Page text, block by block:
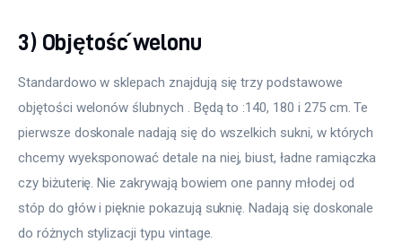
3) Objętość welonu
Standardowo w sklepach znajdują się trzy podstawowe
objętości welonów ślubnych . Będą to :140, 180 i 275 cm. Te
pierwsze doskonale nadają się do wszelkich sukni, w których
chcemy wyeksponować detale na niej, biust, ładne ramiączka
czy biżuterię. Nie zakrywają bowiem one panny młodej od
stóp do głów i pięknie pokazują suknię. Nadają się doskonale
do różnych stylizacji typu vintage.